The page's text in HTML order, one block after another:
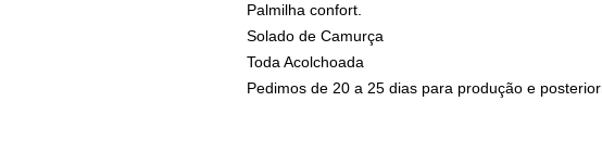
Palmilha confort.
Solado de Camurça
Toda Acolchoada
Pedimos de 20 a 25 dias para produção e